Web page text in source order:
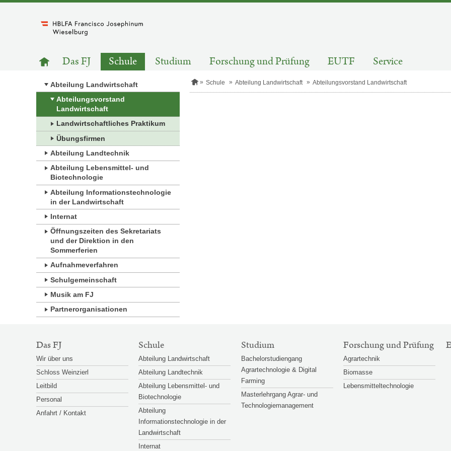
HAUPTNAVIGATION
Zur
Startseite
Das FJ Schule Studium Forschung und Prüfung EUTF Service
Abteilung Landwirtschaft
Abteilungsvorstand
Landwirtschaft
Landwirtschaftliches Praktikum
Übungsfirmen
Abteilung Landtechnik
Abteilung Lebensmittel- und
Biotechnologie
Abteilung Informationstechnologie
in der Landwirtschaft
Internat
Öffnungszeiten des Sekretariats
und der Direktion in den
Sommerferien
Aufnahmeverfahren
Schulgemeinschaft
Musik am FJ
Partnerorganisationen
S
Schule Abteilung Landwirtschaft Abteilungsvorstand Landwirtschaft
SITEMAP-
NAVIGATION
Das FJ
Wir über uns
Schloss Weinzierl
Leitbild
Personal
Anfahrt / Kontakt
Schule
Abteilung Landwirtschaft
Abteilung Landtechnik
Abteilung Lebensmittel- und
Biotechnologie
Abteilung
Informationstechnologie in der
Landwirtschaft
Internat
Studium
Bachelorstudiengang
Agrartechnologie & Digital
Farming
Masterlehrgang Agrar- und
Technologiemanagement
Forschung und Prüfung
Agrartechnik
Biomasse
Lebensmitteltechnologie